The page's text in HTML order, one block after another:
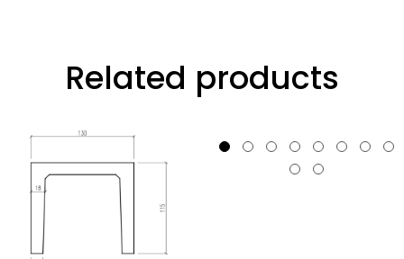
Related products